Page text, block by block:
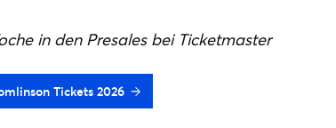
in den Presales bei Ticketmaster
Tickets 2026